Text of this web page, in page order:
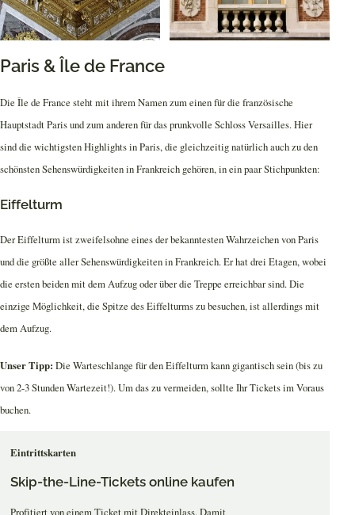
Paris & Île de France
Die Île de France steht mit ihrem Namen zum einen für die französische
Hauptstadt Paris und zum anderen für das prunkvolle Schloss Versailles. Hier
sind die wichtigsten Highlights in Paris, die gleichzeitig natürlich auch zu den
schönsten Sehenswürdigkeiten in Frankreich gehören, in ein paar Stichpunkten:
Eiffelturm
Der Eiffelturm ist zweifelsohne eines der bekanntesten Wahrzeichen von Paris
und die größte aller Sehenswürdigkeiten in Frankreich. Er hat drei Etagen, wobei
die ersten beiden mit dem Aufzug oder über die Treppe erreichbar sind. Die
einzige Möglichkeit, die Spitze des Eiffelturms zu besuchen, ist allerdings mit
dem Aufzug.
Unser Tipp: Die Warteschlange für den Eiffelturm kann gigantisch sein (bis zu
von 2-3 Stunden Wartezeit!). Um das zu vermeiden, sollte Ihr Tickets im Voraus
buchen.
Eintrittskarten
Skip-the-Line-Tickets online kaufen
Profitiert von einem Ticket mit Direkteinlass. Damit